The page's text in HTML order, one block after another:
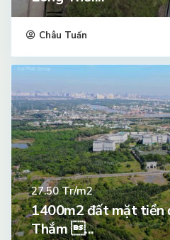
Châu Tuấn
27.50Tr/m2
1400m2 đất mặt tiền
Thắm ...